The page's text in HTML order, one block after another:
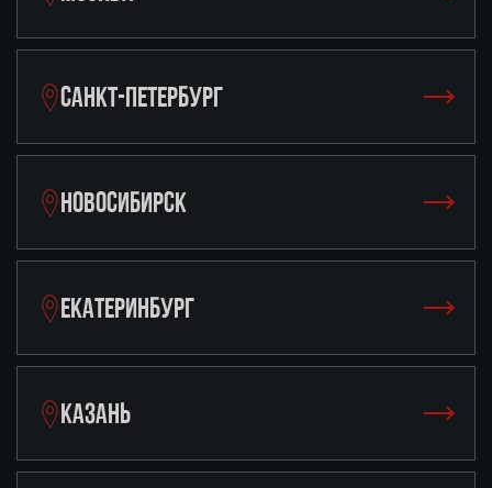
САНКТ-ПЕТЕРБУРГ
НОВОСИБИРСК
ЕКАТЕРИНБУРГ
КАЗАНЬ